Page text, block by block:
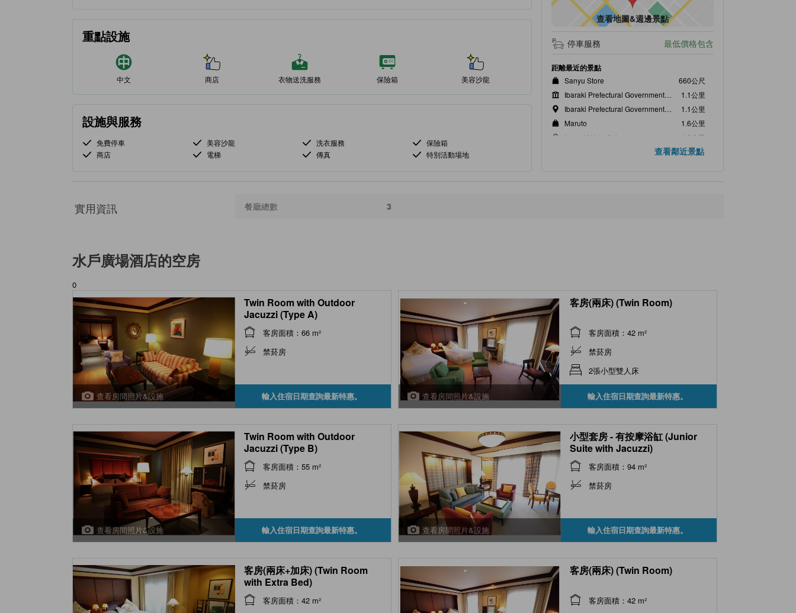
重點設施
中文 商店 衣物送洗服務 保險箱 美容沙龍
設施與服務
免費停車 美容沙龍 洗衣服務
保險箱
商店
電梯 傳真 特別活動場地
查看地圖&週邊景點
停車服務 最低價格包含
距離最近的景點
Sanyu Store
660公尺
Ibaraki Prefectural Government Observation Deck
1.1公里
Ibaraki Prefectural Government Building
1.1公里
Maruto
1.6公里
Iwasaki Hospital
1.6公里
查看鄰近景點
實用資訊 餐廳總數 3
水戶廣場酒店的空房
0
查看房間照片&設施
Twin Room with Outdoor
Jacuzzi (Type A)
客房面積：66 m²
禁菸房
輸入住宿日期查詢最新特惠。 查看房間照片&設施
客房(兩床) (Twin Room)
客房面積：42 m²
禁菸房
2張小型雙人床
輸入住宿日期查詢最新特惠。
查看房間照片&設施
Twin Room with Outdoor
Jacuzzi (Type B)
客房面積：55 m²
禁菸房
輸入住宿日期查詢最新特惠。 查看房間照片&設施
小型套房 - 有按摩浴缸 (Junior
Suite with Jacuzzi)
客房面積：94 m²
禁菸房
輸入住宿日期查詢最新特惠。
客房(兩床+加床) (Twin Room
with Extra Bed)
客房面積：42 m²
客房(兩床) (Twin Room)
客房面積：42 m²